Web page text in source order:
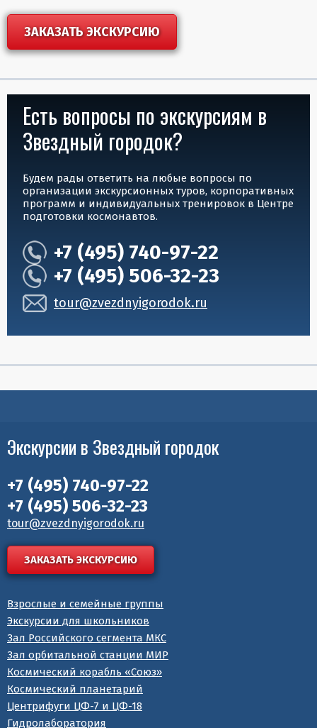
ЗАКАЗАТЬ ЭКСКУРСИЮ
Есть вопросы по экскурсиям в
Звездный городок?
Будем рады ответить на любые вопросы по
организации экскурсионных туров, корпоративных
программ и индивидуальных тренировок в Центре
подготовки космонавтов.
+7 (495) 740-97-22
+7 (495) 506-32-23
tour@zvezdnyigorodok.ru
Экскурсии в Звездный городок
+7 (495) 740-97-22
+7 (495) 506-32-23
tour@zvezdnyigorodok.ru
ЗАКАЗАТЬ ЭКСКУРСИЮ
Взрослые и семейные группы
Экскурсии для школьников
Зал Российского сегмента МКС
Зал орбитальной станции МИР
Космический корабль «Союз»
Космический планетарий
Центрифуги ЦФ-7 и ЦФ-18
Гидролаборатория